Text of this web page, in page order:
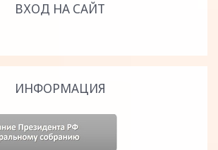
ВХОД НА САЙТ
ИНФОРМАЦИЯ